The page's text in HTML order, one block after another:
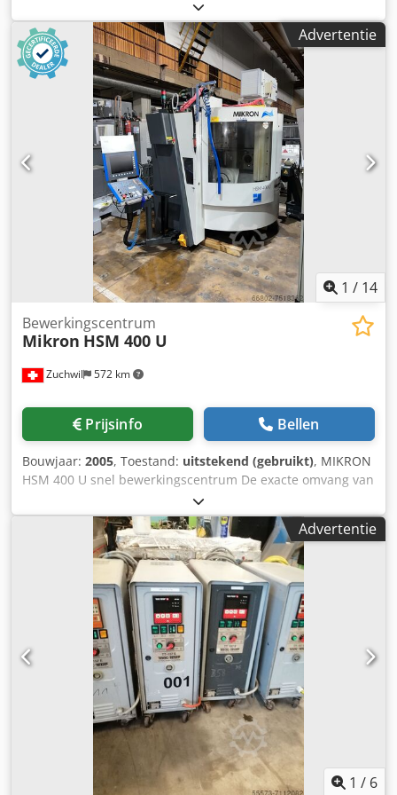
Ameyzt A Ujtjkr Type: HSM 400 U De machine is defect en
wordt verkocht als onderdelenleverancier. Accessoires,
afgebeelde gereedschappen en opspanmiddelen behoren
alleen tot de leveringsomvang indien dit in de extra
informatie is vermeld. Wijzigingen en vergissingen in de
technische gegevens en beschrijvingen, evenals
tussentijdse verkoop, voorbehouden!
Advertentie
1 / 14
Zuchwil 572 km
Bewerkingscentrum
Mikron HSM 400 U
Prijsinfo Bellen
Bouwjaar: 2005, Toestand: uitstekend (gebruikt), MIKRON
HSM 400 U snel bewerkingscentrum De exacte omvang van
het aanbod is te zien in de fotogalerij. Onder andere:
Meettaster, olienevelafscheider, brandblussysteem,
spanentransporteur, transportinrichting, oliekoeler,
bandfiltersysteem, ca. 50 HSK-gereedschapshouders, enz.
1. TECHNISCHE GEGEVENS Werkgebied X-as: 400 mm Y-as:
450 mm Z-as: 350 mm B-as: +-110 ° C-as: 360 °
Werkspindel Snelheidsbereik: 100 - 42`000 rpm
Gereedschapshouder: HSK E 40 Spindelvermogen bij 40 %
ED: 13 Spindelvermogen bij 100 % ED: 10 Koppel bij 60 %
ED: 4,25 Koppel bij 100 % ED: 3,2 Smering: Olie/lucht
Toevoersnelheid Dkedpfsigrf Iox Amtsr Snelle
verplaatsingssnelheid: Max. 40 m/min B-as: 150 rpm C-as:
250 rpm Asversnelling, XYZ: Max. 1g (10 m/s2) B-as: 100
rad/s2 C-as: 300 rad/s2 Gereedschapswisselaar: 68-voudig
Chip naar chip: 12,5 s Gereedschapswisseltijd: 10,0 s
Werktafel: 120 mm Max. werkstukdiameter die nog 360°
Advertentie
1 / 6